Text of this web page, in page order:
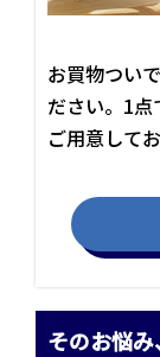
お買物つい
ださい。1
ご用意して
そのお悩